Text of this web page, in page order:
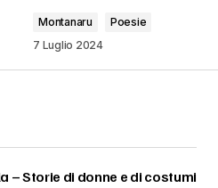
Montanaru
Poesie
7 Luglio 2024
– Storie di donne e di costumi